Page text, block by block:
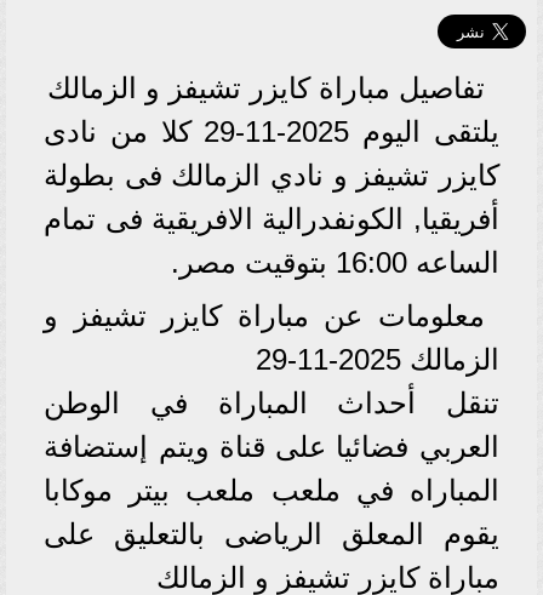
تفاصيل مباراة كايزر تشيفز و الزمالك
يلتقى اليوم 2025-11-29 كلا من نادى
كايزر تشيفز و نادي الزمالك فى بطولة
أفريقيا, الكونفدرالية الافريقية فى تمام
الساعه 16:00 بتوقيت مصر.
معلومات عن مباراة كايزر تشيفز و
الزمالك 2025-11-29
تنقل أحداث المباراة في الوطن
العربي فضائيا على قناة ويتم إستضافة
المباراه في ملعب ملعب بيتر موكابا
يقوم المعلق الرياضى بالتعليق على
مباراة كايزر تشيفز و الزمالك